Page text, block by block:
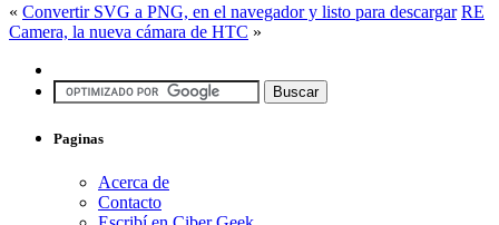
« Convertir SVG a PNG, en el navegador y listo para descargar RE
Camera, la nueva cámara de HTC »
Paginas
Acerca de
Contacto